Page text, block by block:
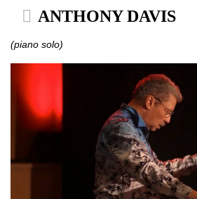
ANTHONY DAVIS
(piano solo)